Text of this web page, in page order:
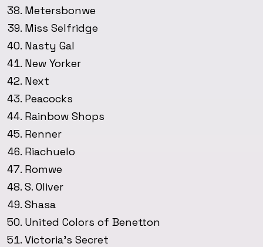
Metersbonwe
Miss Selfridge
Nasty Gal
New Yorker
Next
Peacocks
Rainbow Shops
Renner
Riachuelo
Romwe
S. Oliver
Shasa
United Colors of Benetton
Victoria’s Secret